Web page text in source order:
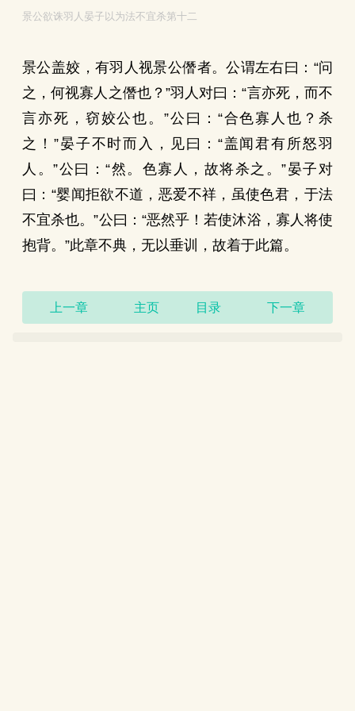
景公欲诛羽人晏子以为法不宜杀第十二
景公盖姣，有羽人视景公僭者。公谓左右曰：“问
之，何视寡人之僭也？”羽人对曰：“言亦死，而不
言亦死，窃姣公也。”公曰：“合色寡人也？杀
之！”晏子不时而入，见曰：“盖闻君有所怒羽
人。”公曰：“然。色寡人，故将杀之。”晏子对
曰：“婴闻拒欲不道，恶爱不祥，虽使色君，于法
不宜杀也。”公曰：“恶然乎！若使沐浴，寡人将使
抱背。”此章不典，无以垂训，故着于此篇。
上一章 主页 目录 下一章